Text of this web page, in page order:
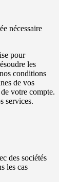
nécessaire
pour
les
conditions
de vos
votre compte.
services.
des sociétés
les cas